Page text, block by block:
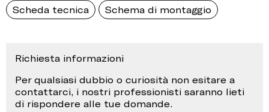
Scheda tecnica Schema di montaggio
Richiesta informazioni
Per qualsiasi dubbio o curiosità non esitare a
contattarci, i nostri professionisti saranno lieti
di rispondere alle tue domande.